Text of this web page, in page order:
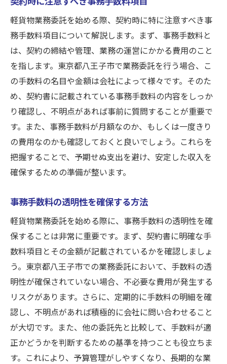
軽貨物業務委託を始める際、契約時に特に注意すべき事
務手数料項目について解説します。まず、事務手数料と
は、契約の締結や管理、業務の運営にかかる費用のこと
を指します。東京都八王子市で業務委託を行う場合、こ
の手数料の名目や金額は会社によって様々です。そのた
め、契約書に記載されている事務手数料の内容をしっか
り確認し、不明点があれば事前に質問することが重要で
す。また、事務手数料が月額なのか、もしくは一度きり
の費用なのかも確認しておくと良いでしょう。これらを
把握することで、予期せぬ支出を避け、安定した収入を
確保するための準備が整います。
事務手数料の透明性を確保する方法
軽貨物業務委託を始める際に、事務手数料の透明性を確
保することは非常に重要です。まず、契約書に明確な手
数料項目とその金額が記載されているかを確認しましょ
う。東京都八王子市での業務委託において、手数料の透
明性が確保されていない場合、不必要な費用が発生する
リスクがあります。さらに、定期的に手数料の明細を確
認し、不明点があれば積極的に会社に問い合わせること
が大切です。また、他の委託先と比較して、手数料が適
正かどうかを判断するための基準を持つことも役立ちま
す。これにより、予算管理がしやすくなり、長期的な業